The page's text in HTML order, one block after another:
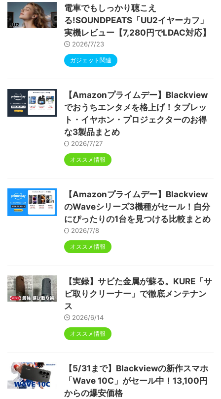
RGBライト 児童守護 IPS画面 日本語説明書
電車でもしっかり聴こえ
る!SOUNDPEATS「UU2イヤーカフ」
実機レビュー【7,280円でLDAC対応】
2026/7/23
ガジェット関連
【Amazonプライムデー】Blackview
でおうちエンタメを格上げ！タブレッ
ト・イヤホン・プロジェクターのお得
な3製品まとめ
2026/7/27
オススメ情報
【Amazonプライムデー】Blackview
のWaveシリーズ3機種がセール！自分
にぴったりの1台を見つける比較まとめ
2026/7/8
オススメ情報
【実録】サビた金属が蘇る。KURE「サ
ビ取りクリーナー」で徹底メンテナン
ス
2026/6/14
オススメ情報
【5/31まで】Blackviewの新作スマホ
「Wave 10C」がセール中！13,100円
からの爆安価格